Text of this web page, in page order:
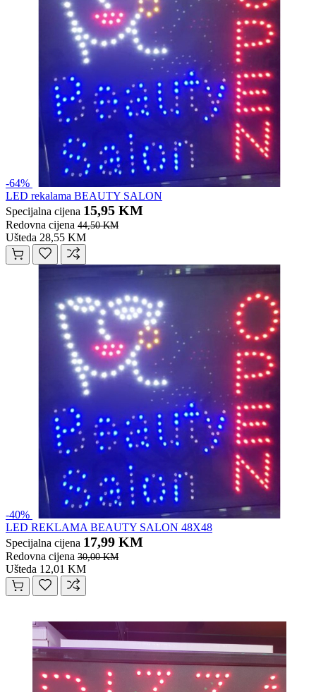
-64%
LED rekalama BEAUTY SALON
Specijalna cijena 15,95 KM
Redovna cijena 44,50 KM
Ušteda 28,55 KM
-40%
LED REKLAMA BEAUTY SALON 48X48
Specijalna cijena 17,99 KM
Redovna cijena 30,00 KM
Ušteda 12,01 KM